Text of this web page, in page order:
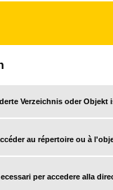
Verzeichnis oder Objekt
au répertoire ou à
per accedere alla